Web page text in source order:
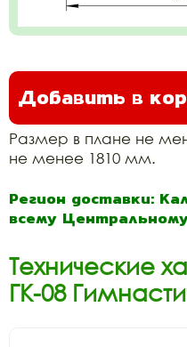
Добавить в
Размер в плане не
не менее 1810 мм.
Регион доставки:
всему
Технические
ГК-08